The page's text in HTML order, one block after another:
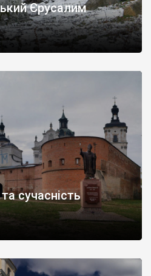
Єрусалим
сучасність